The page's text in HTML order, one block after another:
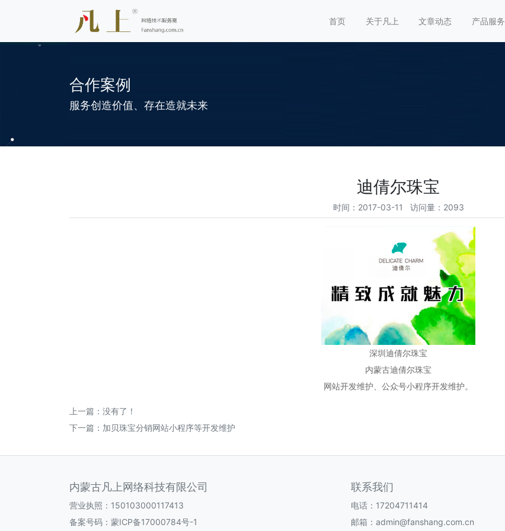
首页 关于凡上 文章动态 产品服务
合作案例
服务创造价值、存在造就未来
迪倩尔珠宝
时间：2017-03-11 访问量：2093
深圳迪倩尔珠宝
内蒙古迪倩尔珠宝
网站开发维护、公众号小程序开发维护。
上一篇：没有了！
下一篇： 加贝珠宝分销网站小程序等开发维护
内蒙古凡上网络科技有限公司
营业执照：150103000117413
备案号码： 蒙ICP备17000784号-1
联系我们
电话：17204711414
邮箱：admin@fanshang.com.cn